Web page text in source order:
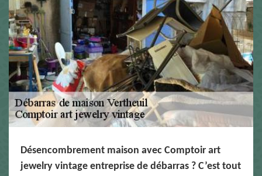
Désencombrement maison avec Comptoir art
jewelry vintage entreprise de débarras ? C’est tout